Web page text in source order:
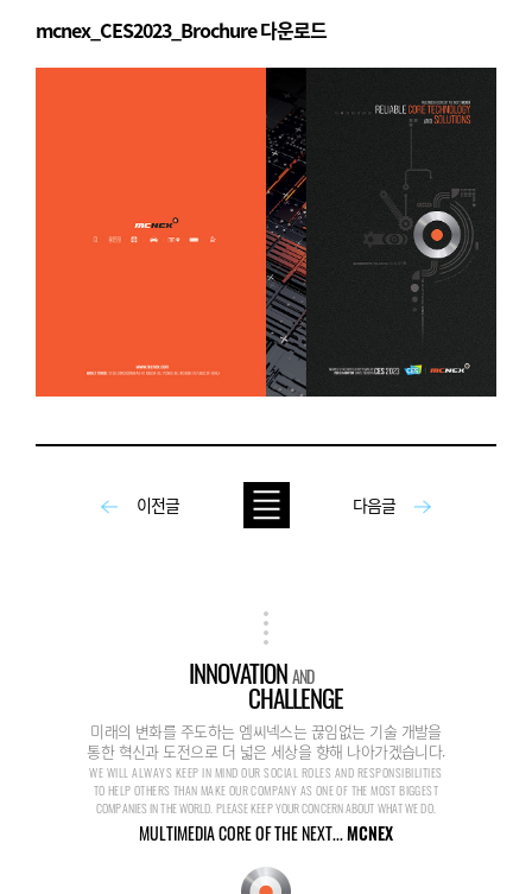
mcnex_CES2023_Brochure 다운로드
이전글 다음글
INNOVATIONAND
CHALLENGE
미래의 변화를 주도하는 엠씨넥스는 끊임없는 기술 개발을
통한 혁신과 도전으로 더 넓은 세상을 향해 나아가겠습니다.
WE WILL ALWAYS KEEP IN MIND OUR SOCIAL ROLES AND RESPONSIBILITIES
TO HELP OTHERS THAN MAKE OUR COMPANY AS ONE OF THE MOST BIGGEST
COMPANIES IN THE WORLD. PLEASE KEEP YOUR CONCERN ABOUT WHAT WE DO.
MULTIMEDIA CORE OF THE NEXT...MCNEX